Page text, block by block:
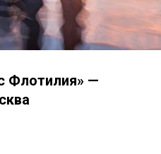
Флотилия» —